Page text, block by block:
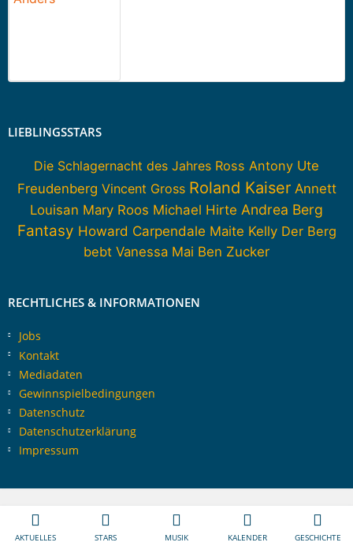
AKTUELLES STARS MUSIK KALENDER GESCHICHTE
LIEBLINGSSTARS
Die Schlagernacht des Jahres Ross Antony Ute
Freudenberg Vincent Gross Roland Kaiser Annett
Louisan Mary Roos Michael Hirte Andrea Berg
Fantasy Howard Carpendale Maite Kelly Der Berg
bebt Vanessa Mai Ben Zucker
RECHTLICHES & INFORMATIONEN
Jobs
Kontakt
Mediadaten
Gewinnspielbedingungen
Datenschutz
Datenschutzerklärung
Impressum